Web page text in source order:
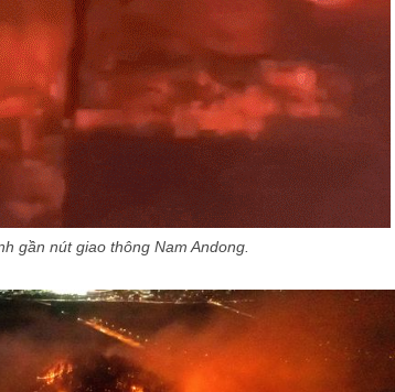
gần nút giao thông Nam Andong.